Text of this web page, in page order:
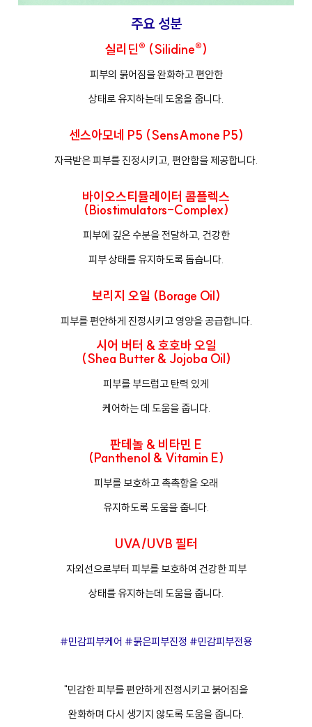
주요 성분
실리딘® (Silidine®)
피부의 붉어짐을 완화하고 편안한
상태로 유지하는데 도움을 줍니다.
센스아모네 P5 (SensAmone P5)
자극받은 피부를 진정시키고, 편안함을 제공합니다.
바이오스티뮬레이터 콤플렉스
(Biostimulators-Complex)
피부에 깊은 수분을 전달하고, 건강한
피부 상태를 유지하도록 돕습니다.
보리지 오일 (Borage Oil)
피부를 편안하게 진정시키고 영양을 공급합니다.
시어 버터 & 호호바 오일
(Shea Butter & Jojoba Oil)
피부를 부드럽고 탄력 있게
케어하는 데 도움을 줍니다.
판테놀 & 비타민 E
(Panthenol & Vitamin E)
피부를 보호하고 촉촉함을 오래
유지하도록 도움을 줍니다.
UVA/UVB 필터
자외선으로부터 피부를 보호하여 건강한 피부
상태를 유지하는데 도움을 줍니다.
#민감피부케어 #붉은피부진정 #민감피부전용
"민감한 피부를 편안하게 진정시키고 붉어짐을
완화하며 다시 생기지 않도록 도움을 줍니다.